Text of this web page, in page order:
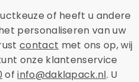
of heeft u andere
personaliseren van uw
contact met ons op, wij
onze klantenservice
ofinfo@daklapack.nl. U